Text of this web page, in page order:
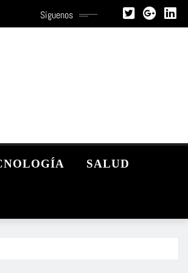
Síguenos
SALUD